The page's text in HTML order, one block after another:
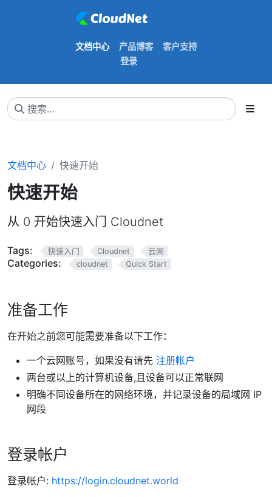
文档中心 产品博客
客户支持
登录
文档中心 快速开始
快速开始
从 0 开始快速入门 Cloudnet
Tags: 快速入门 Cloudnet 云网
Categories: cloudnet Quick Start
准备工作
在开始之前您可能需要准备以下工作：
一个云网账号，如果没有请先 注册帐户
两台或以上的计算机设备,且设备可以正常联网
明确不同设备所在的网络环境，并记录设备的局域网 IP
网段
登录帐户
登录帐户: https://login.cloudnet.world